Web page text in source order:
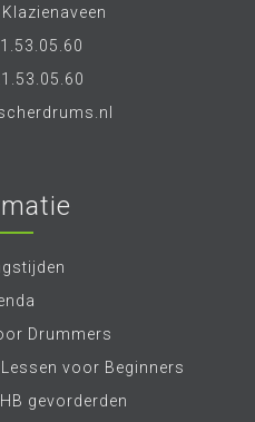
Drummers
voor Beginners
gevorderden